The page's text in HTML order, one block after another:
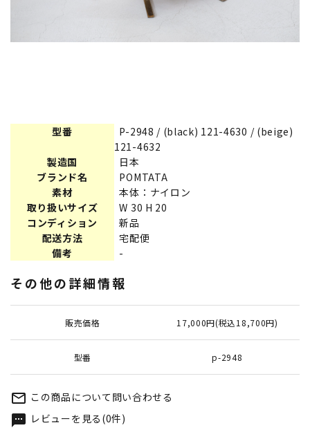
型番
P-2948 / (black) 121-4630 / (beige)
121-4632
製造国
日本
ブランド名
POMTATA
素材
本体：ナイロン
取り扱いサイズ
W 30 H 20
コンディション
新品
配送方法
宅配便
備考
-
その他の詳細情報
販売価格 17,000円(税込18,700円)
型番 p-2948
mail_outline この商品について問い合わせる
textsms レビューを見る(0件)